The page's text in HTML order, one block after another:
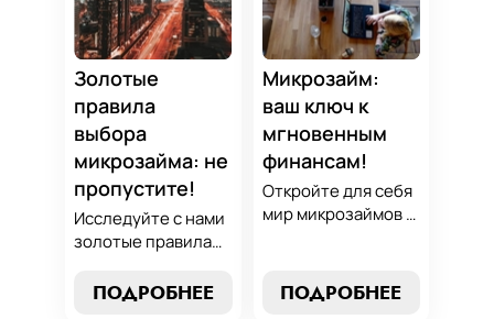
практическим
руководством.
финансовой
гармонии, следуя
нашим
проверенным
стратегиям.
Золотые
правила
выбора
микрозайма: не
пропустите!
Исследуйте с нами
золотые правила
и узнайте, как
ПОДРОБНЕЕ
Микрозайм:
ваш ключ к
мгновенным
финансам!
Откройте для себя
мир микрозаймов с
выбрать лучший
микрозайм,
ПОДРОБНЕЕ